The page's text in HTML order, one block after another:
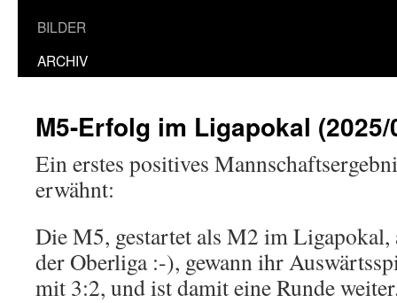
BILDER
ARCHIV
M5-Erfolg im Ligapokal (2025/
Ein erstes positives
erwähnt:
Die M5, gestartet als M2 im Ligapokal,
der Oberliga :-), gewann ihr
mit 3:2, und ist damit eine Runde